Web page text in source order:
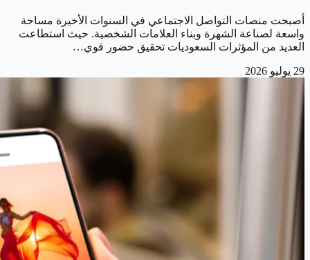
أصبحت منصات التواصل الاجتماعي في السنوات الأخيرة مساحة
واسعة لصناعة الشهرة وبناء العلامات الشخصية. حيث استطاعت
العديد من المؤثرات السعوديات تحقيق حضور قوي…
29 يوليو 2026